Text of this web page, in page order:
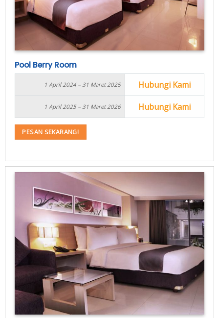
Pool Berry Room
1 April 2024 – 31 Maret 2025 Hubungi Kami
1 April 2025 – 31 Maret 2026 Hubungi Kami
PESAN SEKARANG!